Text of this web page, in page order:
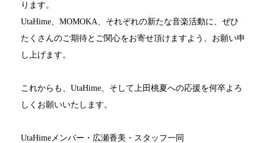
ります。
UtaHime、 MOMOKA、それぞれの新たな音楽活動に、ぜひ
たくさんのご期待とご関心をお寄せ頂けますよう、お願い申
し上げます。
これからも、 UtaHime、そして上田桃夏への応援を何卒よろ
しくお願いいたします。
UtaHimeメンバー・広瀬香美・スタッフ一同